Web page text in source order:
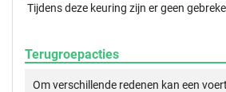
Tijdens deze keuring zijn er geen
Terugroepacties
Om verschillende redenen kan een